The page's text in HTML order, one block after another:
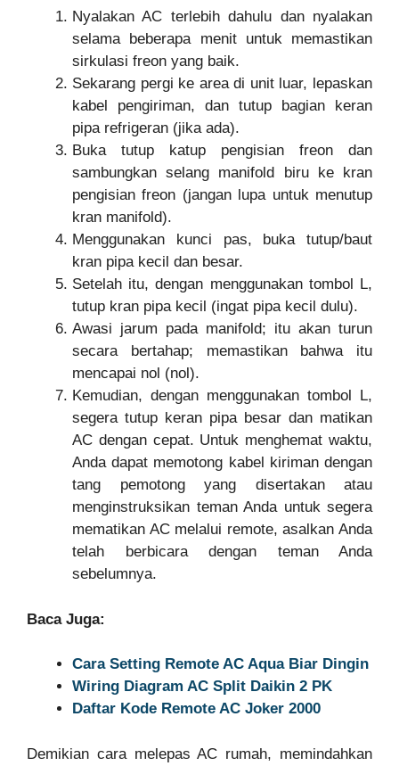
Nyalakan AC terlebih dahulu dan nyalakan
selama beberapa menit untuk memastikan
sirkulasi freon yang baik.
Sekarang pergi ke area di unit luar, lepaskan
kabel pengiriman, dan tutup bagian keran
pipa refrigeran (jika ada).
Buka tutup katup pengisian freon dan
sambungkan selang manifold biru ke kran
pengisian freon (jangan lupa untuk menutup
kran manifold).
Menggunakan kunci pas, buka tutup/baut
kran pipa kecil dan besar.
Setelah itu, dengan menggunakan tombol L,
tutup kran pipa kecil (ingat pipa kecil dulu).
Awasi jarum pada manifold; itu akan turun
secara bertahap; memastikan bahwa itu
mencapai nol (nol).
Kemudian, dengan menggunakan tombol L,
segera tutup keran pipa besar dan matikan
AC dengan cepat. Untuk menghemat waktu,
Anda dapat memotong kabel kiriman dengan
tang pemotong yang disertakan atau
menginstruksikan teman Anda untuk segera
mematikan AC melalui remote, asalkan Anda
telah berbicara dengan teman Anda
sebelumnya.
Baca Juga:
Cara Setting Remote AC Aqua Biar Dingin
Wiring Diagram AC Split Daikin 2 PK
Daftar Kode Remote AC Joker 2000
Demikian cara melepas AC rumah, memindahkan